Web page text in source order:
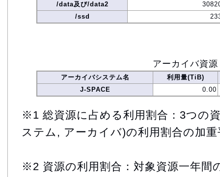
/data及び/data2
/ssd
アーカイバ資源
アーカイバシステム名
利用量(TiB)
J-SPACE
0.00
※1 総資源に占める利用割合：3つの
ステム, アーカイバ)の利用割合の加重
※2 資源の利用割合：対象資源一年間